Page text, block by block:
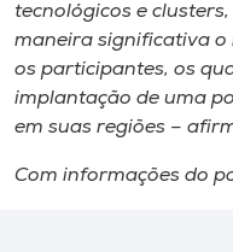
tecnológicos e
maneira significativa o
os participantes, os
implantação de uma
em suas regiões –
Com informações do